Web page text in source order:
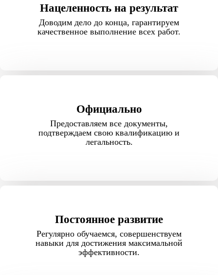
Нацеленность на результат
Доводим дело до конца, гарантируем
качественное выполнение всех работ.
Официально
Предоставляем все документы,
подтверждаем свою квалификацию и
легальность.
Постоянное развитие
Регулярно обучаемся, совершенствуем
навыки для достижения максимальной
эффективности.